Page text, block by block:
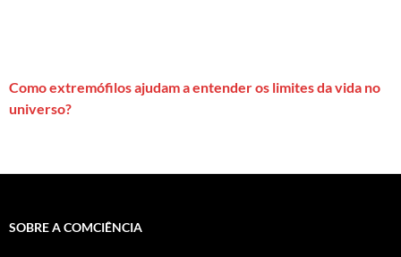
Como extremófilos ajudam a entender os limites da vida no
universo?
SOBRE A COMCIÊNCIA